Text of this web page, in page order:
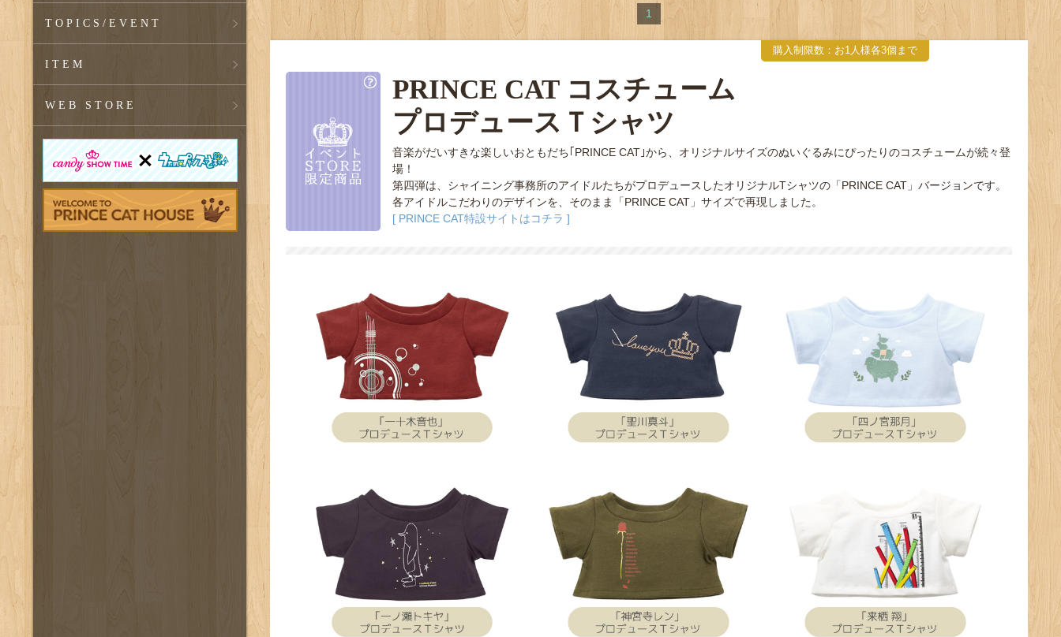
TOPICS /EVENT
ITEM
WEB STORE
1
購入制限数：お1人様各3個まで
PRINCE CAT コスチューム
プロデュースＴシャツ
音楽がだいすきな楽しいおともだち｢PRINCE CAT｣から、オリジナルサイズのぬいぐるみにぴったりのコスチュームが続々登
場！
第四弾は、シャイニング事務所のアイドルたちがプロデュースしたオリジナルTシャツの「PRINCE CAT」バージョンです。
各アイドルこだわりのデザインを、そのまま「PRINCE CAT」サイズで再現しました。
[ PRINCE CAT特設サイトはコチラ ]